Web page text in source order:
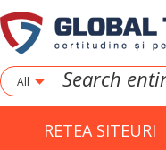
All
RETEA SITEURI